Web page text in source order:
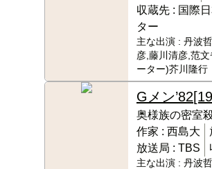
収蔵先 : 国際
ター
主な出演 : 丹波
彦,藤川清彦,范
ーター)芥川隆行
Gメン’82
奥様族の密室
作家 : 西島大
放送局 : TBS
主な出演 : 丹波